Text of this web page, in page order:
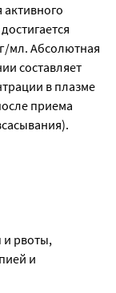
мл. Абсолютная
составляет
в плазме
приема
и рвоты,
и